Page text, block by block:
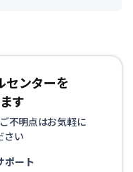
センターを
す
不明点はお気軽に
さい
ポート